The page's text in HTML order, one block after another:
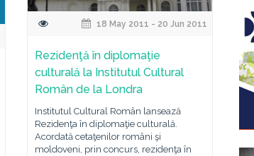
18 May 2011 - 20 Jun 2011
Rezidenţă în diplomaţie
culturală la Institutul Cultural
Român de la Londra
Institutul Cultural Român lansează
Rezidenţa în diplomaţie culturală.
Acordată cetaţenilor români şi
moldoveni, prin concurs, rezidenţa în